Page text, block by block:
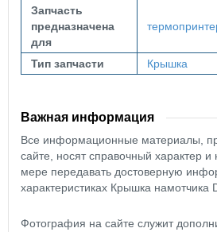
Запчасть
предназначена
для
Тип запчасти Крышка
Важная информация
Все информационные материалы,
сайте, носят справочный характер и
мере передавать достоверную
характеристиках Крышка намотчика
Фотография на сайте служит